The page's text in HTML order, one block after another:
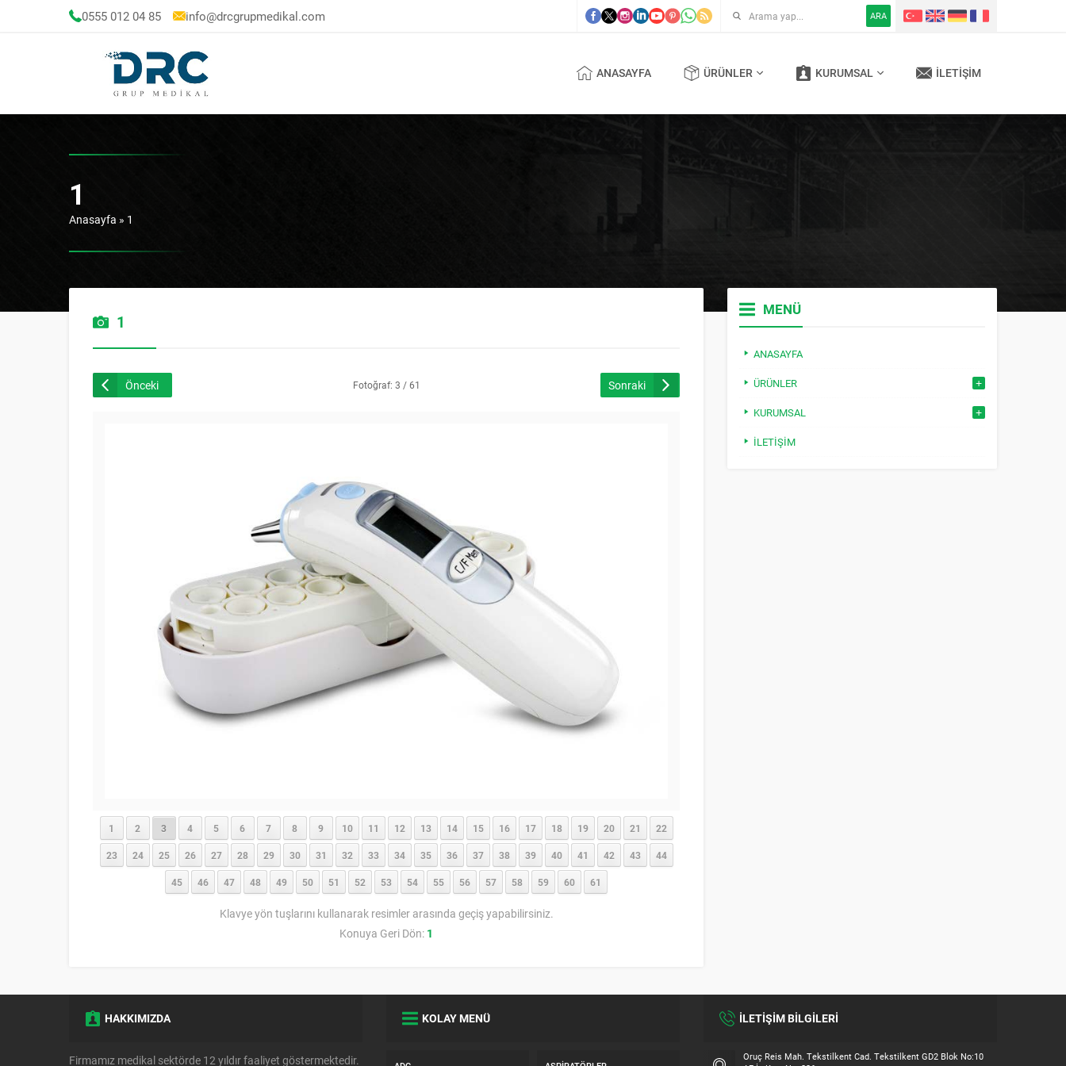
0555 012 04 85 info@drcgrupmedikal.com ARA
ANASAYFA ÜRÜNLER KURUMSAL İLETIŞIM
1
Anasayfa » 1
1
Önceki Fotoğraf: 3 / 61 Sonraki
1 2 3 4 5 6 7 8 9 10 11 12 13 14 15 16 17 18 19 20 21 22
23 24 25 26 27 28 29 30 31 32 33 34 35 36 37 38 39 40 41 42 43 44
45 46 47 48 49 50 51 52 53 54 55 56 57 58 59 60 61
Klavye yön tuşlarını kullanarak resimler arasında geçiş yapabilirsiniz.
Konuya Geri Dön: 1
MENÜ
ANASAYFA
ÜRÜNLER
KURUMSAL
İLETIŞIM
HAKKIMIZDA
Firmamız medikal sektörde 12 yıldır faaliyet göstermektedir.
KOLAY MENÜ İLETİŞİM BİLGİLERİ
Oruç Reis Mah. Tekstilkent Cad. Tekstilkent GD2 Blok No:10